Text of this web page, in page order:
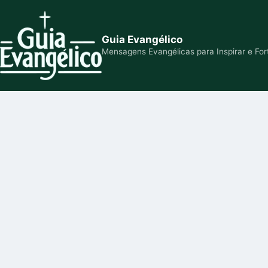
Guia Evangélico
Mensagens Evangélicas para Inspirar e